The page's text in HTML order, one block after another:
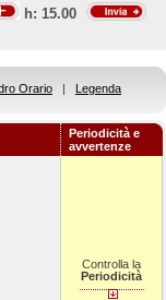
h: 15.00
Orario | Legenda
Periodicità e
avvertenze
Controlla la
Periodicità